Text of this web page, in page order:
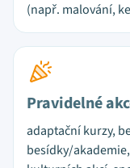
(např. malování,
Pravidelné
adaptační kurzy,
besídky/